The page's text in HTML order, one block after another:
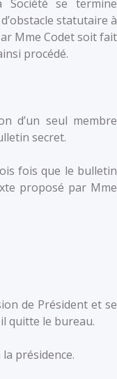
Société se termine
statutaire à
Mme Codet soit fait
procédé.
d’un seul membre
secret.
fois que le bulletin
proposé par Mme
de Président et se
quitte le bureau.
présidence.